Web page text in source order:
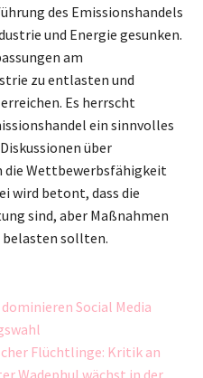
des Emissionshandels
und Energie gesunken.
am
zu entlasten und
Es herrscht
ein sinnvolles
über
die Wettbewerbsfähigkeit
wird betont, dass die
sind, aber Maßnahmen
sollten.
Social Media
Flüchtlinge: Kritik an